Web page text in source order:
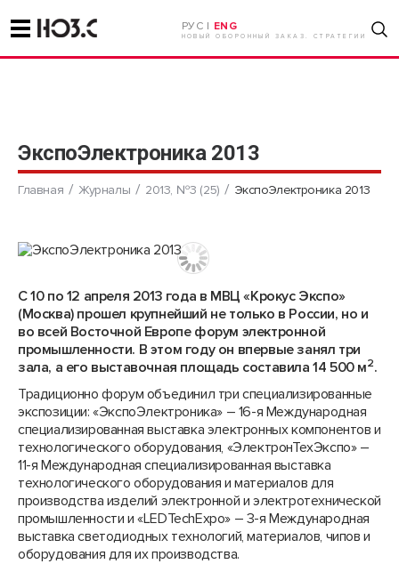
РУС | ENG
НОВЫЙ ОБОРОННЫЙ ЗАКАЗ. СТРАТЕГИИ
ЭкспоЭлектроника 2013
Главная Журналы 2013, №3 (25) ЭкспоЭлектроника 2013
С 10 по 12 апреля 2013 года в МВЦ «Крокус Экспо»
(Москва) прошел крупнейший не только в России, но и
во всей Восточной Европе форум электронной
промышленности. В этом году он впервые занял три
зала, а его выставочная площадь составила 14 500 м2.
Традиционно форум объединил три специализированные
экспозиции: «Экспо­Электроника» – 16-я Международная
специализированная выставка электронных компонентов и
технологического оборудования, «ЭлектронТехЭкспо» –
11-я Международная специализированная выставка
технологического оборудования и материалов для
производства изделий электронной и электротехнической
промышленности и «LEDTechExpo» – 3-я Международная
выставка светодиодных тех­нологий, материалов, чипов и
оборудования для их производства.